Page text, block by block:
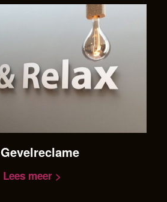
Gevelreclame
Lees meer >